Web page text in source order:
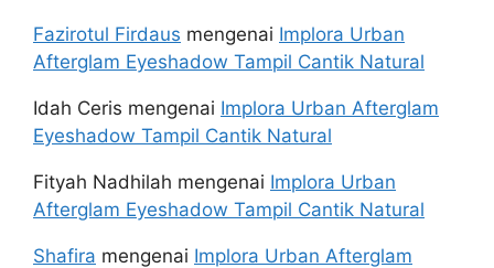
Fazirotul Firdaus mengenai Implora Urban
Afterglam Eyeshadow Tampil Cantik Natural
Idah Ceris mengenai Implora Urban Afterglam
Eyeshadow Tampil Cantik Natural
Fityah Nadhilah mengenai Implora Urban
Afterglam Eyeshadow Tampil Cantik Natural
Shafira mengenai Implora Urban Afterglam